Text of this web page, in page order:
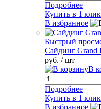
Подробнее
Купить в 1 клик
В избранное
Быстрый
Сайдинг Grand
руб. / шт
В
Подробнее
Купить в 1 клик
В избранное